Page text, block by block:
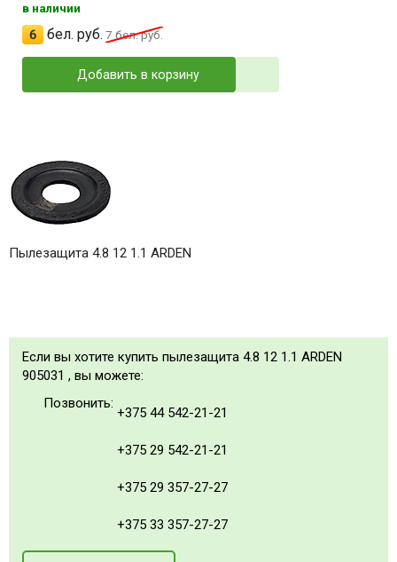
в наличии
6 бел. руб. 7 бел. руб.
Добавить в корзину
Пылезащита 4.8 12 1.1 ARDEN
Если вы хотите купить пылезащита 4.8 12 1.1 ARDEN
905031 , вы можете:
Позвонить:
+375 44 542-21-21
+375 29 542-21-21
+375 29 357-27-27
+375 33 357-27-27